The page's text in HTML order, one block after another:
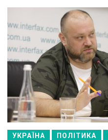
УКРАЇНА ПОЛІТИКА